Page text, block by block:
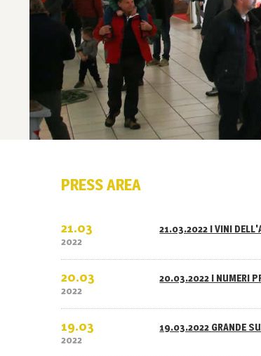
PRESS AREA
21.03
2022
21.03.2022 I VINI
20.03
2022
20.03.2022 I NUMERI
19.03
2022
19.03.2022 GRANDE